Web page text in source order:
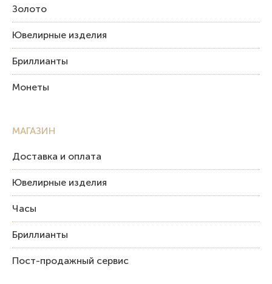
Золото
Ювелирные изделия
Бриллианты
Монеты
МАГАЗИН
Доставка и оплата
Ювелирные изделия
Часы
Бриллианты
Пост-продажный сервис